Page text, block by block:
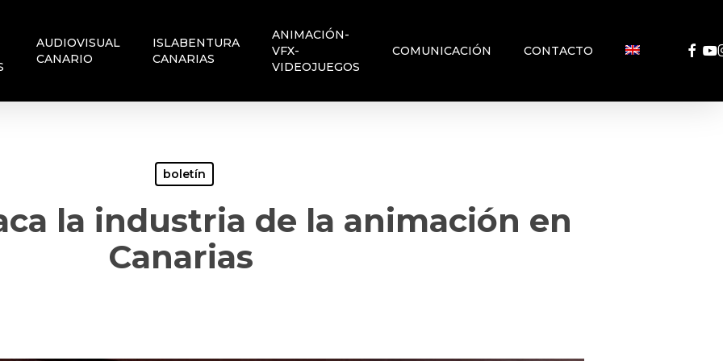
AUDIOVISUAL
CANARIO
ISLABENTURA
CANARIAS
ANIMACIÓN-
VFX-
VIDEOJUEGOS
COMUNICACIÓN CONTACTO
boletín
la industria de la animación en
Canarias